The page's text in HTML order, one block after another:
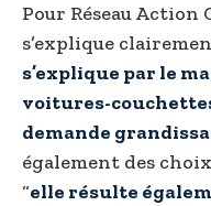
Pour Réseau
s’explique
s’explique par le
voitures-
demande
également des
“elle résulte